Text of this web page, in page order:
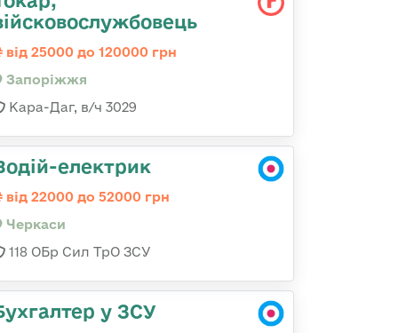
від 25000 до 120000 грн
Запоріжжя
Кара-Даг, в/ч 3029
електрик
від 22000 до 52000 грн
Черкаси
118 ОБр Сил ТрО ЗСУ
у ЗСУ